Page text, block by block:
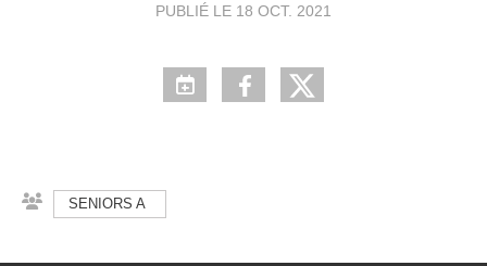
PUBLIÉ LE 18 OCT. 2021
SENIORS A